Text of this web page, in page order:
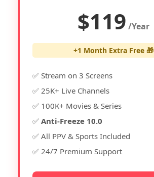
$119 /Year
+1 Month Extra Free 🎁
✅ Stream on 3 Screens
✅ 25K+ Live Channels
✅ 100K+ Movies & Series
✅ Anti-Freeze 10.0
✅ All PPV & Sports Included
✅ 24/7 Premium Support